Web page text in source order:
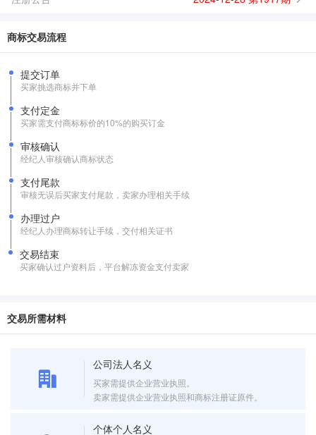
商标交易流程
提交订单
买家挑选商标并下单
支付定金
买家需支付商标标价的10%的购买订金
审核确认
经纪人审核确认商标状态
支付尾款
审核无误后买家支付尾款，卖家办理相关手续
办理过户
经纪人办理商标转让手续，交付相关证书
交易结束
买家确认过户资料后，平台解冻资金支付卖家
交易所需材料
公司法人名义
买家需提供企业营业执照。
卖家需提供企业营业执照和商标注册证原件。
个体个人名义